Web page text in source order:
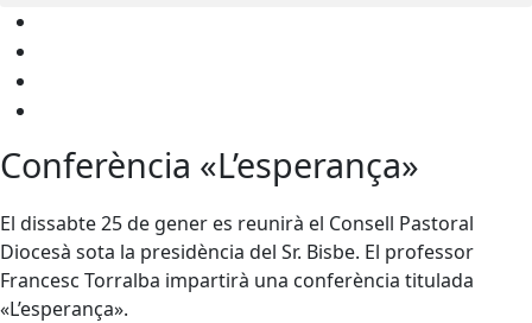
Conferència «L’esperança»
El dissabte 25 de gener es reunirà el Consell Pastoral
Diocesà sota la presidència del Sr. Bisbe. El professor
Francesc Torralba impartirà una conferència titulada
«L’esperança».